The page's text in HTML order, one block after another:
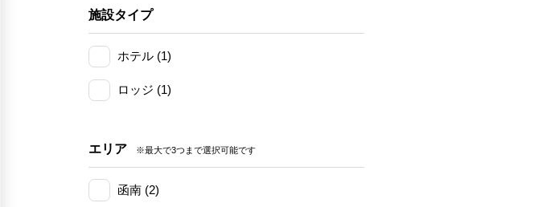
施設タイプ
ホテル (1)
ロッジ (1)
エリア ※最大で3つまで選択可能です
函南 (2)